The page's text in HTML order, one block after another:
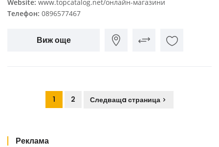
Website: www.topcatalog.net/онлайн-магазини
Телефон: 0896577467
Виж още
1 2 Следващa страница
Реклама